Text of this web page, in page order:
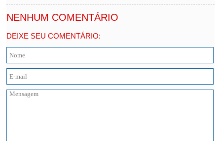
NENHUM COMENTÁRIO
DEIXE SEU COMENTÁRIO: